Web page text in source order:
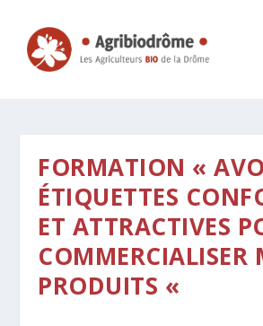
FORMATION «
ÉTIQUETTES
ET ATTRACTIVES
COMMERCIALISER
PRODUITS «